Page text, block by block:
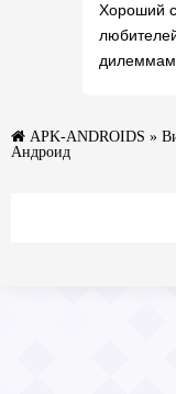
Хороший
APK-ANDROIDS »
Андроид